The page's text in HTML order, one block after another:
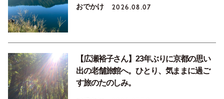
おでかけ 2026.08.07
【広瀬裕子さん】23年ぶりに京都の思い
出の老舗旅館へ。ひとり、気ままに過ご
す旅のたのしみ。